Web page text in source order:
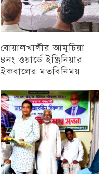
বোয়ালখালীর আমুচিয়া
৪নং ওয়ার্ডে ইঞ্জিনিয়ার
ইকবালের মতবিনিময়